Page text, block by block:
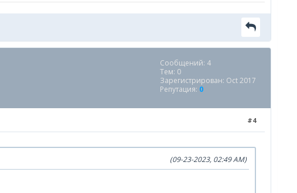
Сообщений: 4
Тем: 0
Зарегистрирован: Oct 2017
Репутация: 0
#4
(09-23-2023, 02:49 AM)